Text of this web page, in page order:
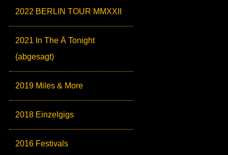
2022 BERLIN TOUR MMXXII
2021 In The Ä Tonight
(abgesagt)
2019 Miles & More
2018 Einzelgigs
2016 Festivals